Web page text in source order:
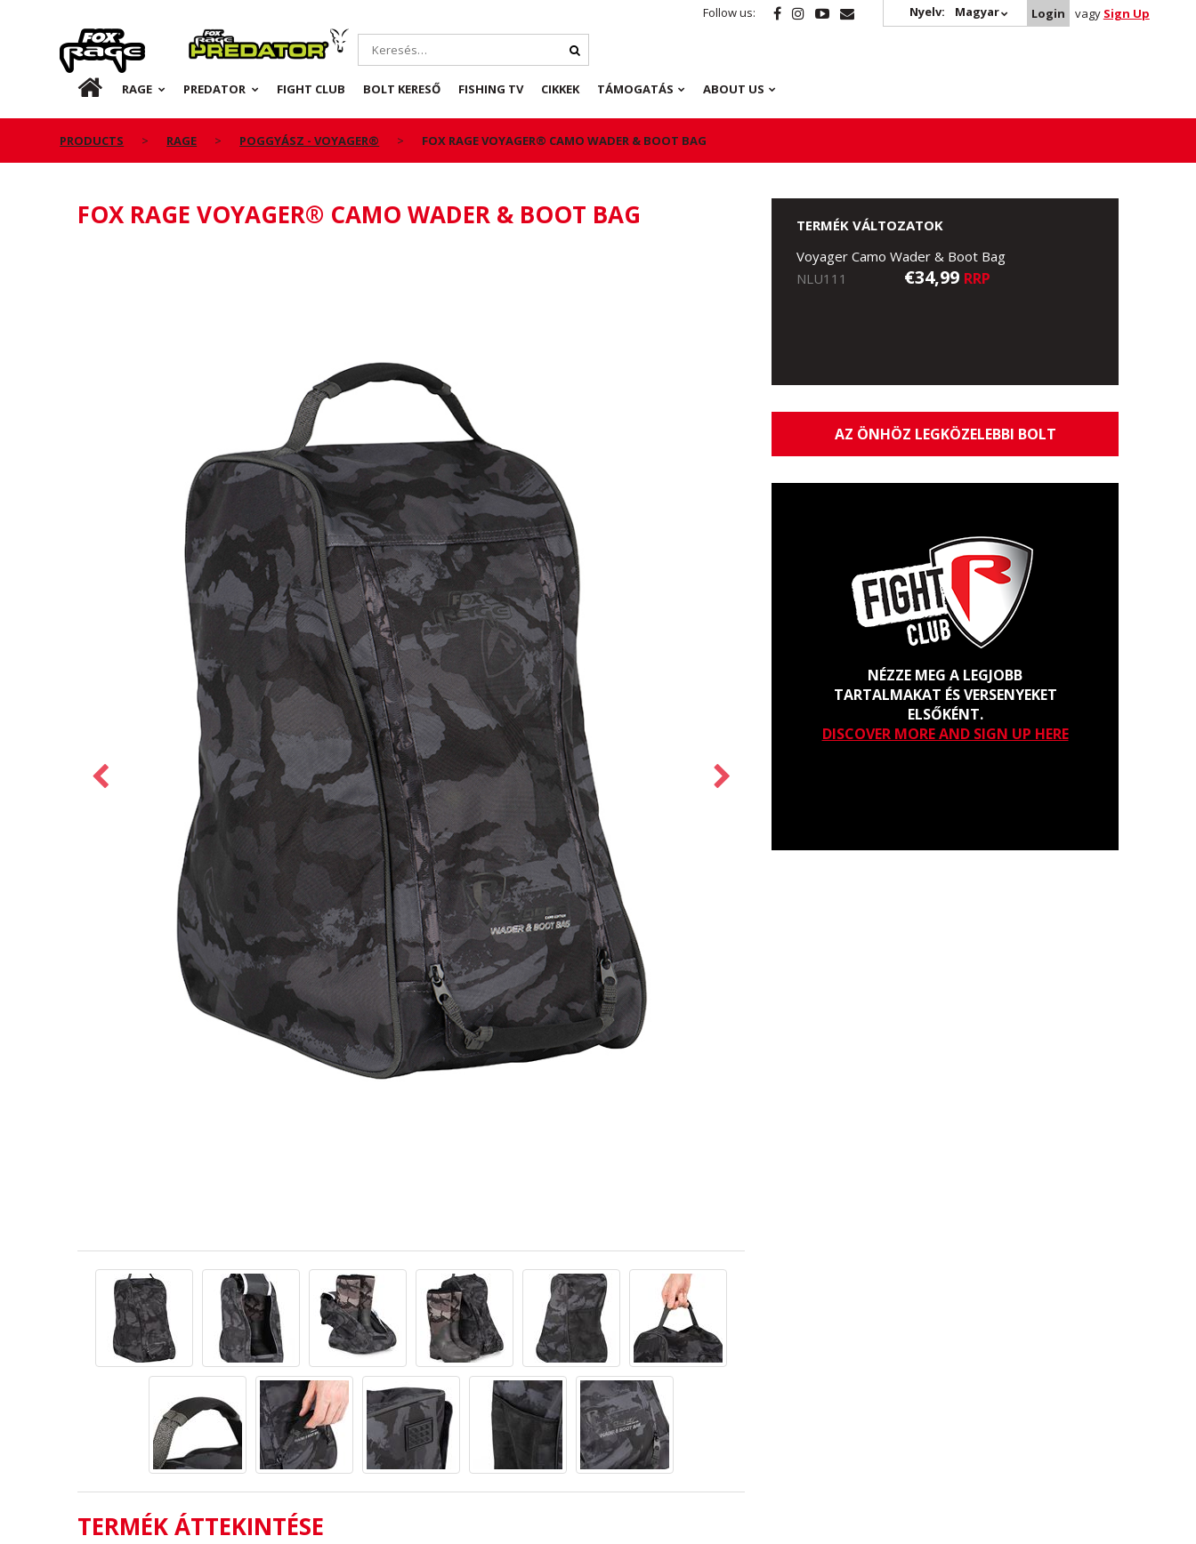
Follow us: Nyelv: Magyar Login vagy Sign Up
Rage Predator
HU RAGE PREDATOR FIGHT CLUB BOLT KERESŐ FISHING TV CIKKEK TÁMOGATÁS ABOUT US
PRODUCTS RAGE POGGYÁSZ - VOYAGER® FOX RAGE VOYAGER® CAMO WADER & BOOT BAG
FOX RAGE VOYAGER® CAMO WADER & BOOT BAG
TERMÉK ÁTTEKINTÉSE
TERMÉK VÁLTOZATOK
Voyager Camo Wader & Boot Bag
NLU111
€34,99 RRP
AZ ÖNHÖZ LEGKÖZELEBBI BOLT
NÉZZE MEG A LEGJOBB
TARTALMAKAT ÉS VERSENYEKET
ELSŐKÉNT.
DISCOVER MORE AND SIGN UP HERE